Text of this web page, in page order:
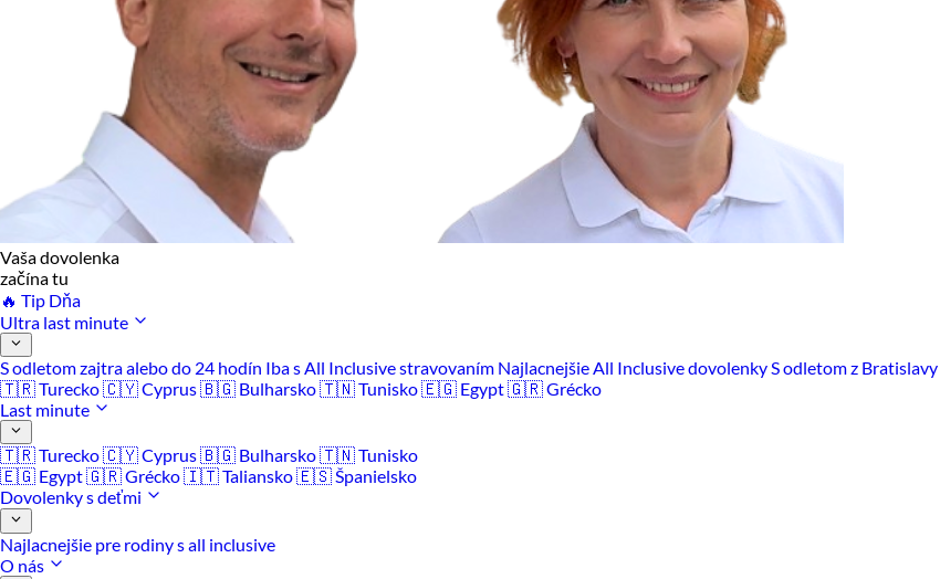
Vaša dovolenka
začína tu
🔥 Tip Dňa
Ultra last minute
S odletom zajtra alebo do 24 hodín Iba s All Inclusive stravovaním Najlacnejšie All Inclusive dovolenkyS odletom z Bratislavy
🇹🇷 Turecko🇨🇾 Cyprus🇧🇬 Bulharsko🇹🇳 Tunisko🇪🇬 Egypt🇬🇷 Grécko
Last minute
🇹🇷 Turecko🇨🇾 Cyprus🇧🇬 Bulharsko🇹🇳 Tunisko
🇪🇬 Egypt🇬🇷 Grécko🇮🇹 Taliansko🇪🇸 Španielsko
Dovolenky s deťmi
Najlacnejšie pre rodiny s all inclusive
O nás